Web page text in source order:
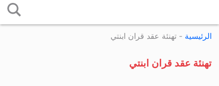
إلى
الرئيسية - تهنئة عقد قران ابنتي
تهنئة عقد قران ابنتي